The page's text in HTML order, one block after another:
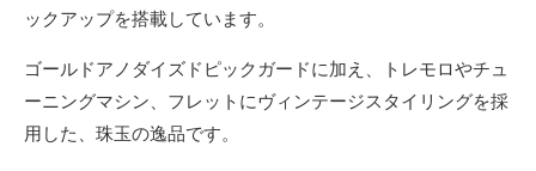
ックアップを搭載しています。
ゴールドアノダイズドピックガードに加え、トレモロやチュ
ーニングマシン、フレットにヴィンテージスタイリングを採
用した、珠玉の逸品です。